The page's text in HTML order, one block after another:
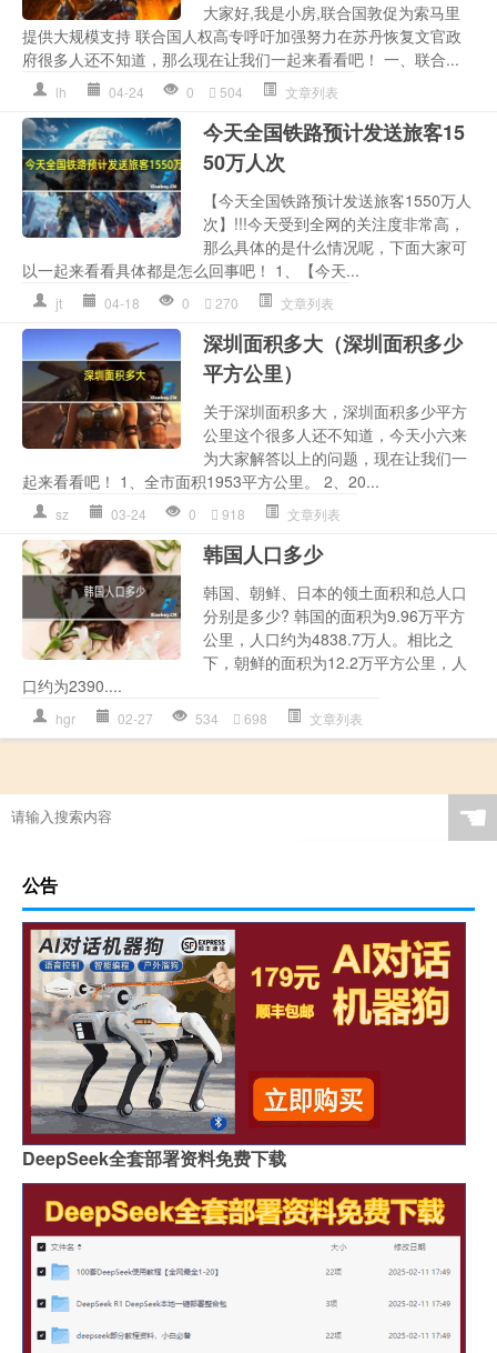
大家好,我是小房,联合国敦促为索马里
提供大规模支持 联合国人权高专呼吁加强努力在苏丹恢复文官政
府很多人还不知道，那么现在让我们一起来看看吧！ 一、联合...
lh 04-24 0 504 文章列表
今天全国铁路预计发送旅客15
50万人次
【今天全国铁路预计发送旅客1550万人
次】!!!今天受到全网的关注度非常高，
那么具体的是什么情况呢，下面大家可
以一起来看看具体都是怎么回事吧！ 1、【今天...
jt 04-18 0 270 文章列表
深圳面积多大（深圳面积多少
平方公里）
关于深圳面积多大，深圳面积多少平方
公里这个很多人还不知道，今天小六来
为大家解答以上的问题，现在让我们一
起来看看吧！ 1、全市面积1953平方公里。 2、20...
sz 03-24 0 918 文章列表
韩国人口多少
韩国、朝鲜、日本的领土面积和总人口
分别是多少? 韩国的面积为9.96万平方
公里，人口约为4838.7万人。相比之
下，朝鲜的面积为12.2万平方公里，人
口约为2390....
hgr 02-27 534 698 文章列表
☚
公告
DeepSeek全套部署资料免费下载